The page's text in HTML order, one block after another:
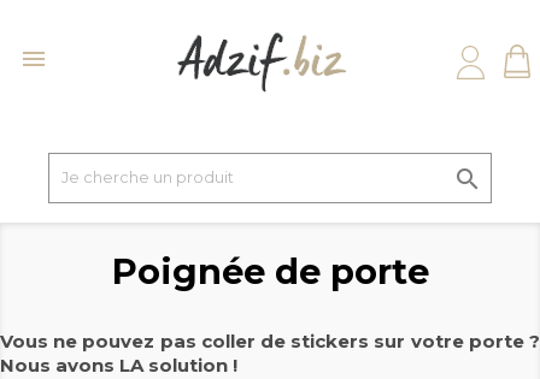


Poignée de porte
Vous ne pouvez pas coller de stickers sur votre porte ?
Nous avons LA solution !